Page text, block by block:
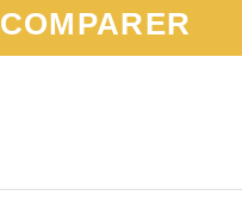
COMPARER